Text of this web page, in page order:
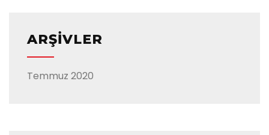
ARŞIVLER
Temmuz 2020